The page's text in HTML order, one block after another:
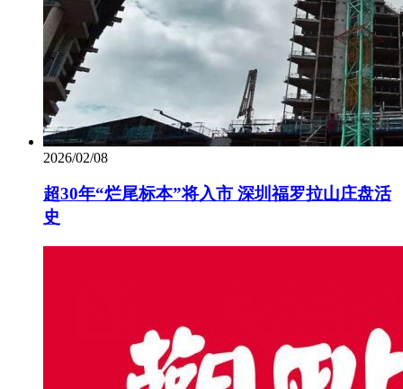
2026/02/08
超30年“烂尾标本”将入市 深圳福罗拉山庄盘活
史